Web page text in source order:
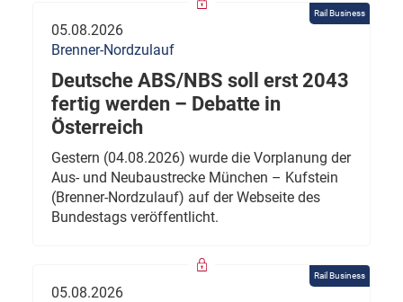
Rail Business
05.08.2026
Brenner-Nordzulauf
Deutsche ABS/NBS soll erst 2043
fertig werden – Debatte in
Österreich
Gestern (04.08.2026) wurde die Vorplanung der
Aus- und Neubaustrecke München – Kufstein
(Brenner-Nordzulauf) auf der Webseite des
Bundestags veröffentlicht.
Rail Business
05.08.2026